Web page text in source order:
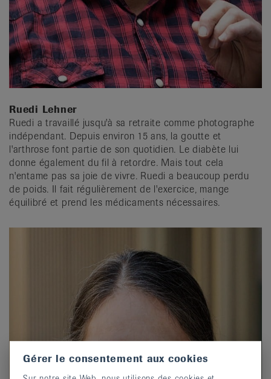
Ruedi Lehner
Ruedi a travaillé jusqu'à sa retraite comme photographe
indépendant. Depuis environ 15 ans, la goutte et
l'arthrose font partie de son quotidien. Le diabète lui
donne également du fil à retordre. Mais tout cela
n'entame pas sa joie de vivre. Ruedi a beaucoup perdu
de poids. Il fait régulièrement de l'exercice, mange
équilibré et prend les médicaments nécessaires.
Gérer le consentement aux cookies